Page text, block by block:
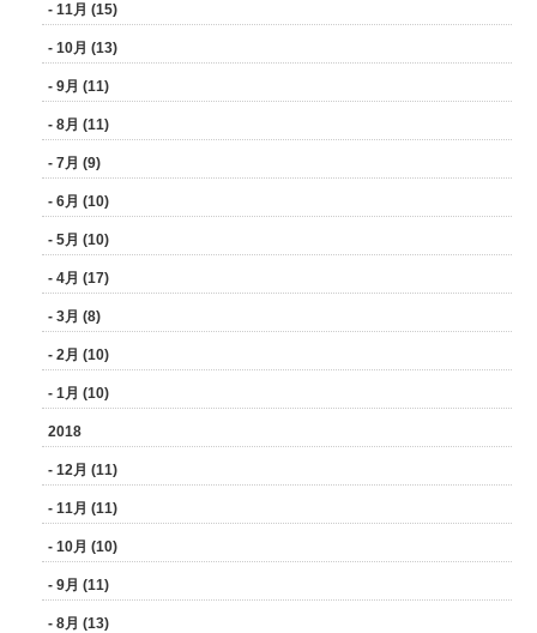
- 11月 (15)
- 10月 (13)
- 9月 (11)
- 8月 (11)
- 7月 (9)
- 6月 (10)
- 5月 (10)
- 4月 (17)
- 3月 (8)
- 2月 (10)
- 1月 (10)
2018
- 12月 (11)
- 11月 (11)
- 10月 (10)
- 9月 (11)
- 8月 (13)